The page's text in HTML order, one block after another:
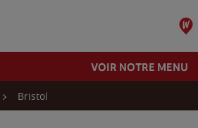
VOIR NOTRE MENU
Bristol